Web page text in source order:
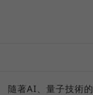
隨著AI、量子技術